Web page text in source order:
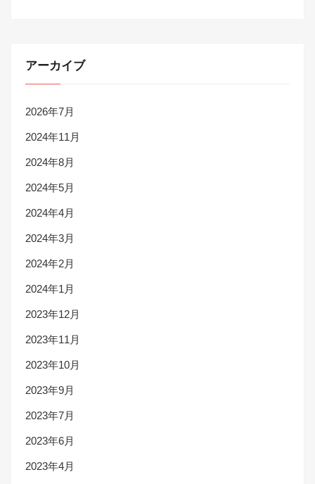
アーカイブ
2026年7月
2024年11月
2024年8月
2024年5月
2024年4月
2024年3月
2024年2月
2024年1月
2023年12月
2023年11月
2023年10月
2023年9月
2023年7月
2023年6月
2023年4月